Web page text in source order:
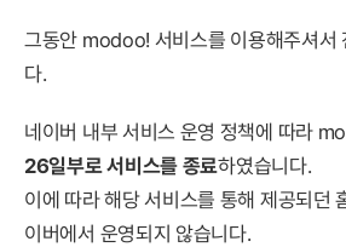
그동안 modoo! 서비스를 이용해주셔서
다.
네이버 내부 서비스 운영 정책에 따라
26일부로 서비스를 종료하였습니다.
이에 따라 해당 서비스를 통해 제공되던
이버에서 운영되지 않습니다.